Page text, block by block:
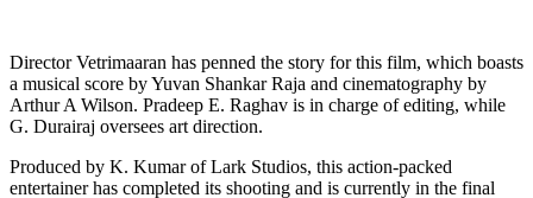
Director Vetrimaaran has penned the story for this film, which boasts
a musical score by Yuvan Shankar Raja and cinematography by
Arthur A Wilson. Pradeep E. Raghav is in charge of editing, while
G. Durairaj oversees art direction.
Produced by K. Kumar of Lark Studios, this action-packed
entertainer has completed its shooting and is currently in the final